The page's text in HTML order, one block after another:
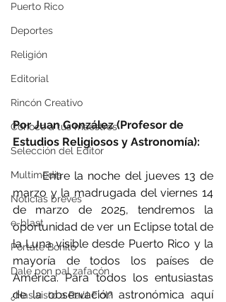
Puerto Rico
Deportes
Religión
Editorial
Rincón Creativo
Conoce a tus maestros
Selección del Editor
Multimedia
Noticias breves
e-blast
Pórtate Bonito
Dale pon pal zafacón
¿Has visto a Raúl Fiol?
Por Juan González (Profesor de
Estudios Religiosos y Astronomía):
	Entre la noche del jueves 13 de
marzo y la madrugada del viernes 14
de marzo de 2025, tendremos la
oportunidad de ver un Eclipse total de
la Luna visible desde Puerto Rico y la
mayoría de todos los países de
América. Para todos los entusiastas
de la observación astronómica aquí